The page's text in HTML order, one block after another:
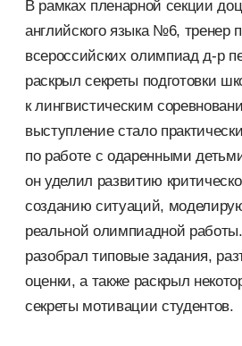
В рамках пленарной секции
английского языка №6, тренер
всероссийских олимпиад д-р
раскрыл секреты подготовки
к лингвистическим
выступление стало
по работе с одаренными
он уделил развитию
созданию ситуаций,
реальной олимпиадной
разобрал типовые задания,
оценки, а также раскрыл
секреты мотивации студентов.